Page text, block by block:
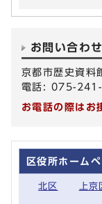
お問い合わ
京都市歴史資料
電話: 075-
お電話の際はお
区役所ホーム
北区 上京